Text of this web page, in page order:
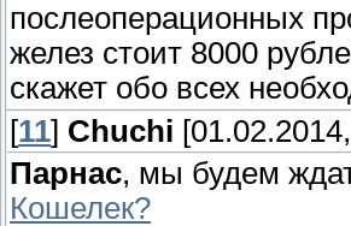
послеоперационных
желез стоит 8000
скажет обо всех
[11] Chuchi
Парнас, мы будем
Кошелек?